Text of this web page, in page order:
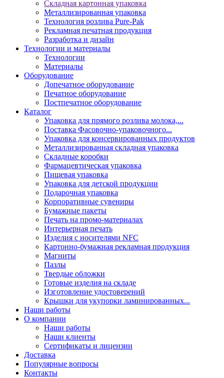
Складная картонная упаковка
Металлизированная упаковка
Технология розлива Pure-Pak
Рекламная печатная продукция
Разработка и дизайн
Технологии и материалы
Технологии
Материалы
Оборудование
Допечатное оборудование
Печатное оборудование
Постпечатное оборудование
Каталог
Упаковка для прямого розлива молока,...
Поставка Фасовочно-упаковочного...
Упаковка для консервированных продуктов
Металлизированная складная упаковка
Складные коробки
Фармацевтическая упаковка
Пищевая упаковка
Упаковка для детской продукции
Подарочная упаковка
Корпоративные сувениры
Бумажные пакеты
Печать на промо-материалах
Интерьерная печать
Изделия с носителями NFC
Картонно-бумажная рекламная продукция
Магниты
Пазлы
Твердые обложки
Готовые изделия на складе
Изготовление удостоверений
Крышки для укупорки ламинированных...
Наши работы
О компании
Наши работы
Наши клиенты
Сертификаты и лицензии
Доставка
Популярные вопросы
Контакты